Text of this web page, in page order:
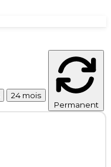
24 mois
Permanent